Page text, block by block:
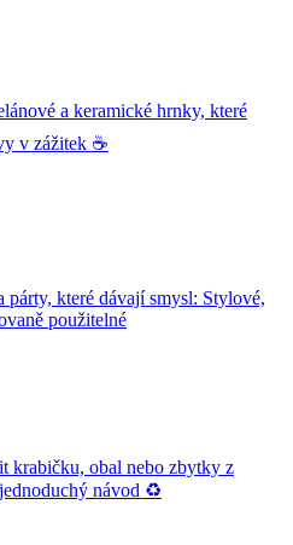
a keramické hrnky, které
v zážitek ☕️
párty, které dávají smysl: Stylové,
použitelné
krabičku, obal nebo zbytky z
návod ♻️